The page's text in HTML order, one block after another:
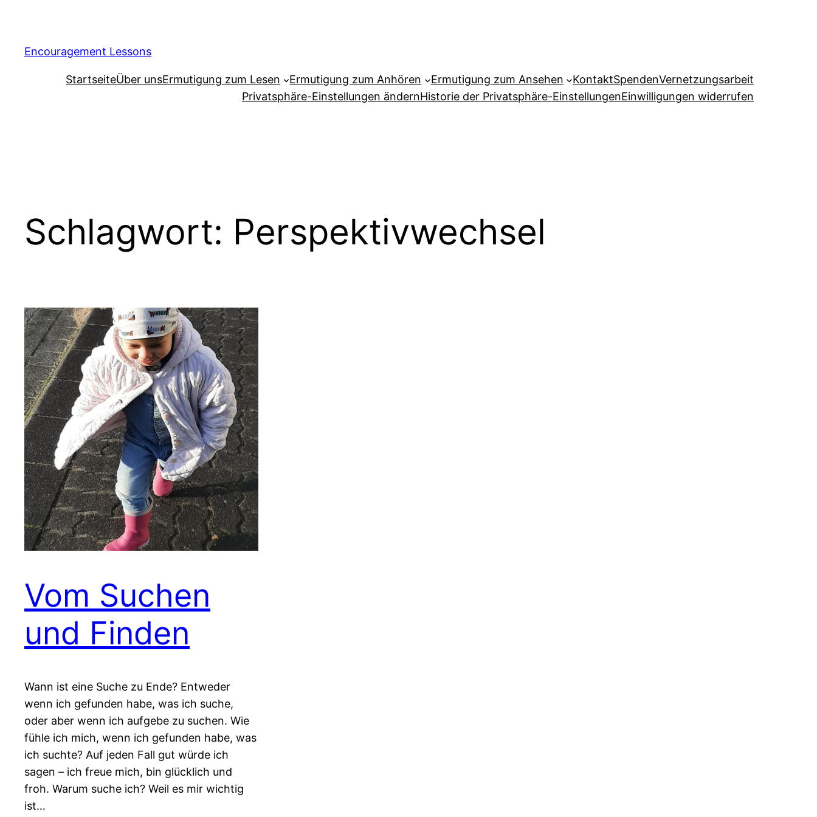
Encouragement Lessons
StartseiteÜber unsErmutigung zum Lesen Ermutigung zum Anhören Ermutigung zum Ansehen KontaktSpendenVernetzungsarbeit
Privatsphäre-Einstellungen ändernHistorie der Privatsphäre-EinstellungenEinwilligungen widerrufen
Schlagwort: Perspektivwechsel
Vom Suchen
und Finden
Wann ist eine Suche zu Ende? Entweder
wenn ich gefunden habe, was ich suche,
oder aber wenn ich aufgebe zu suchen. Wie
fühle ich mich, wenn ich gefunden habe, was
ich suchte? Auf jeden Fall gut würde ich
sagen – ich freue mich, bin glücklich und
froh. Warum suche ich? Weil es mir wichtig
ist…